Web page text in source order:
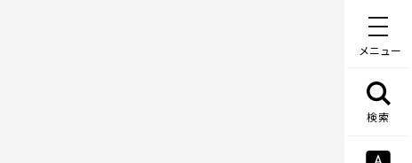
メニュー
検索